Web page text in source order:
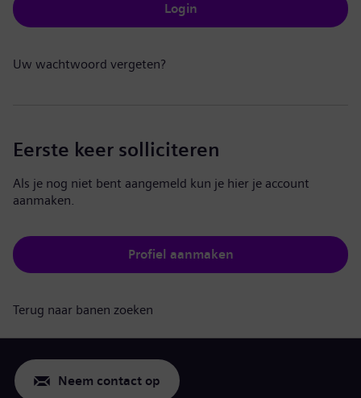
Login
Uw wachtwoord vergeten?
Eerste keer solliciteren
Als je nog niet bent aangemeld kun je hier je account
aanmaken.
Profiel aanmaken
Terug naar banen zoeken
Neem contact op